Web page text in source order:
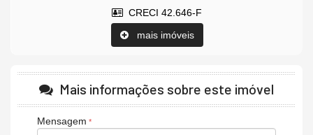
Acabamento em Gesso
Características do Empreendimento
Piscina
Espaço Gourmet
Espaço Fitness
Portaria 24h
Portão Eletrônico
CRECI 42.646-F
mais imóveis
Mais informações sobre este imóvel
Mensagem